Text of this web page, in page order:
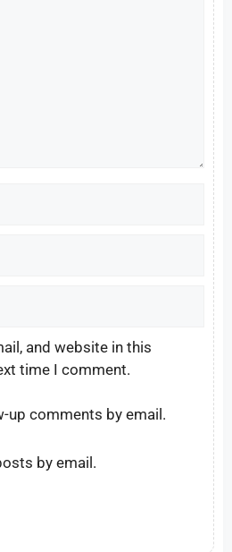
and website in this
time I comment.
up comments by email.
by email.